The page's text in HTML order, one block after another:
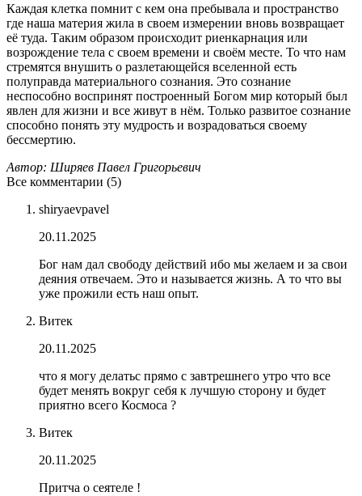
Каждая клетка помнит с кем она пребывала и пространство
где наша материя жила в своем измерении вновь возвращает
её туда. Таким образом происходит риенкарнация или
возрождение тела с своем времени и своём месте. То что нам
стремятся внушить о разлетающейся вселенной есть
полуправда материального сознания. Это сознание
неспособно воспринят построенный Богом мир который был
явлен для жизни и все живут в нём. Только развитое сознание
способно понять эту мудрость и возрадоваться своему
бессмертию.
Автор: Ширяев Павел Григорьевич
Все комментарии (5)
shiryaevpavel
20.11.2025
Бог нам дал свободу действий ибо мы желаем и за свои
деяния отвечаем. Это и называется жизнь. А то что вы
уже прожили есть наш опыт.
Витек
20.11.2025
что я могу делатьс прямо с завтрешнего утро что все
будет менять вокруг себя к лучшую сторону и будет
приятно всего Космоса ?
Витек
20.11.2025
Притча о сеятеле !